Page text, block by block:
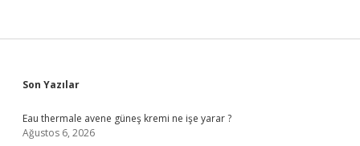
Sidebar
Son Yazılar
Eau thermale avene güneş kremi ne işe yarar ?
Ağustos 6, 2026